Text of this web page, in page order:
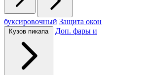
буксировочный Защита окон
Кузов пикапа Доп. фары и